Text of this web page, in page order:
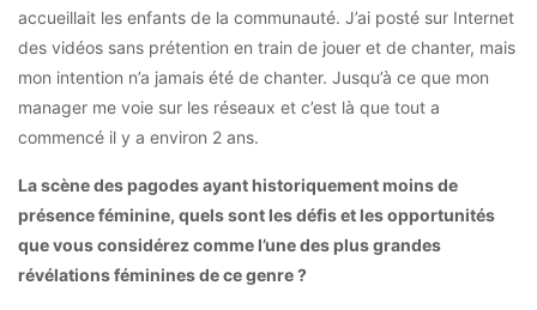
accueillait les enfants de la communauté. J’ai posté sur Internet
des vidéos sans prétention en train de jouer et de chanter, mais
mon intention n’a jamais été de chanter. Jusqu’à ce que mon
manager me voie sur les réseaux et c’est là que tout a
commencé il y a environ 2 ans.
La scène des pagodes ayant historiquement moins de
présence féminine, quels sont les défis et les opportunités
que vous considérez comme l’une des plus grandes
révélations féminines de ce genre ?